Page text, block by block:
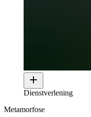
Dienstverlening
Metamorfose